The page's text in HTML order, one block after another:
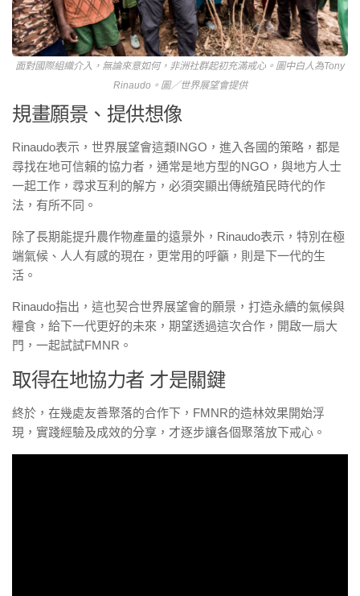
面對國際組織介入，無論來意如何，非洲社群起初充滿戒心。圖中白人為Tony
Rinaudo。圖／世界展望會提供
規畫願景、提供想像
Rinaudo表示，世界展望會這類INGO，進入各國的策略，都是
尋找在地可信賴的協力者，通常是地方型的NGO，與地方人士
一起工作，尋求互利的解方，必須突顯出傳統殖民時代的作
法，有所不同。
除了長期能提升農作物產量的遠景外，Rinaudo表示，特別在極
端氣候、人人有感的現在，更常用的呼籲，則是下一代的生
活。
Rinaudo指出，這也契合世界展望會的願景，打造永續的氣候與
糧食，給下一代更好的未來，期望透過這次合作，開啟一扇大
門，一起試試FMNR。
取得在地協力者 才是關鍵
終於，在幾處友善聚落的合作下，FMNR的造林效果開始浮
現，實踐經驗及成效的分享，才逐步讓各個聚落放下戒心。